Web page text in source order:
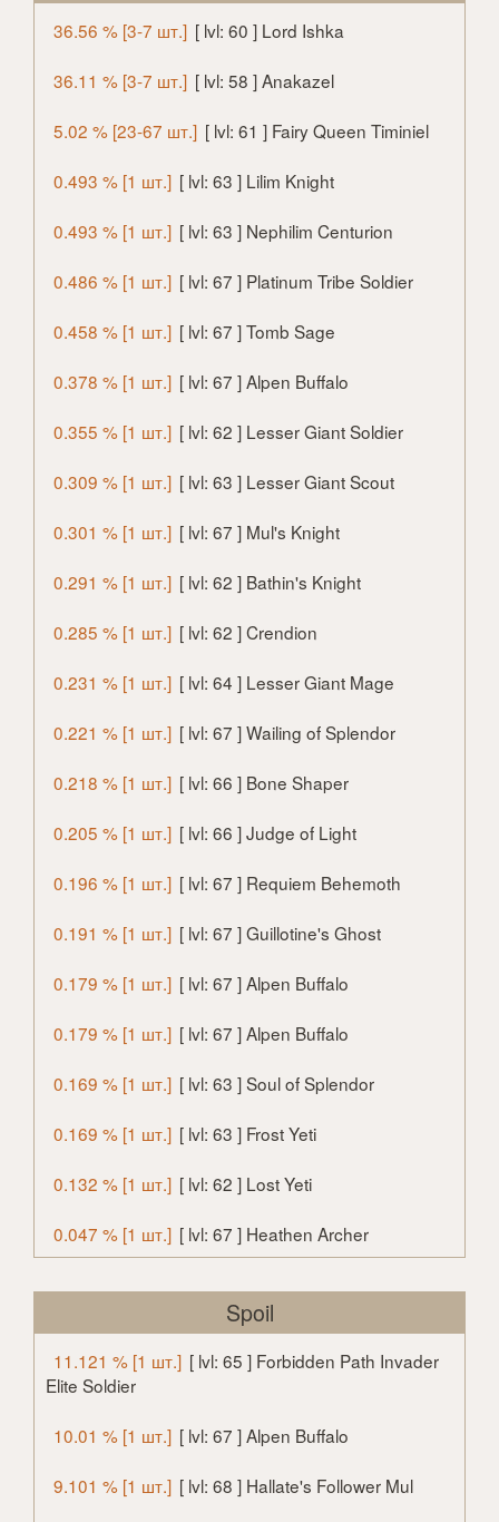
36.56 % [3-7 шт.] [ lvl: 60 ] Lord Ishka
36.11 % [3-7 шт.] [ lvl: 58 ] Anakazel
5.02 % [23-67 шт.] [ lvl: 61 ] Fairy Queen Timiniel
0.493 % [1 шт.] [ lvl: 63 ] Lilim Knight
0.493 % [1 шт.] [ lvl: 63 ] Nephilim Centurion
0.486 % [1 шт.] [ lvl: 67 ] Platinum Tribe Soldier
0.458 % [1 шт.] [ lvl: 67 ] Tomb Sage
0.378 % [1 шт.] [ lvl: 67 ] Alpen Buffalo
0.355 % [1 шт.] [ lvl: 62 ] Lesser Giant Soldier
0.309 % [1 шт.] [ lvl: 63 ] Lesser Giant Scout
0.301 % [1 шт.] [ lvl: 67 ] Mul's Knight
0.291 % [1 шт.] [ lvl: 62 ] Bathin's Knight
0.285 % [1 шт.] [ lvl: 62 ] Crendion
0.231 % [1 шт.] [ lvl: 64 ] Lesser Giant Mage
0.221 % [1 шт.] [ lvl: 67 ] Wailing of Splendor
0.218 % [1 шт.] [ lvl: 66 ] Bone Shaper
0.205 % [1 шт.] [ lvl: 66 ] Judge of Light
0.196 % [1 шт.] [ lvl: 67 ] Requiem Behemoth
0.191 % [1 шт.] [ lvl: 67 ] Guillotine's Ghost
0.179 % [1 шт.] [ lvl: 67 ] Alpen Buffalo
0.179 % [1 шт.] [ lvl: 67 ] Alpen Buffalo
0.169 % [1 шт.] [ lvl: 63 ] Soul of Splendor
0.169 % [1 шт.] [ lvl: 63 ] Frost Yeti
0.132 % [1 шт.] [ lvl: 62 ] Lost Yeti
0.047 % [1 шт.] [ lvl: 67 ] Heathen Archer
Spoil
11.121 % [1 шт.] [ lvl: 65 ] Forbidden Path Invader
Elite Soldier
10.01 % [1 шт.] [ lvl: 67 ] Alpen Buffalo
9.101 % [1 шт.] [ lvl: 68 ] Hallate's Follower Mul